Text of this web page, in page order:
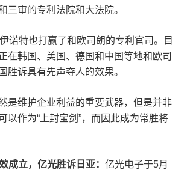
三审的专利法院和大法院。
诺特也打赢了和欧司朗的专利官司。目
在韩国、美国、德国和中国等地和欧司
胜诉具有先声夺人的效果。
是维护企业利益的重要武器，但是并非
以作为“上封宝剑”，而因此成为常胜将
成立，亿光胜诉日亚： 亿光电子于5月